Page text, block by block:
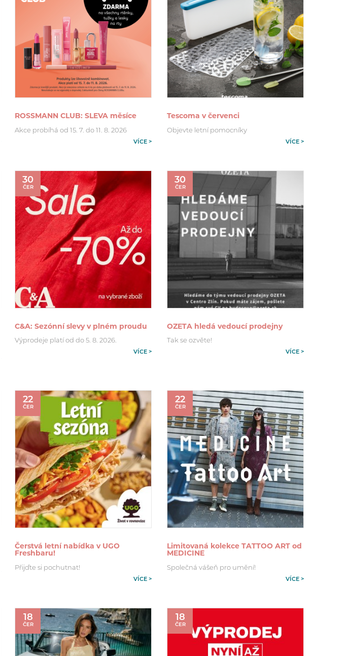
ROSSMANN CLUB: SLEVA měsíce
Akce probíhá od 15. 7. do 11. 8. 2026
VÍCE >
Tescoma v červenci
Objevte letní pomocníky
VÍCE >
30
ČER
C&A: Sezónní slevy v plném proudu
Výprodeje platí od do 5. 8. 2026.
VÍCE >
30
ČER
OZETA hledá vedoucí prodejny
Tak se ozvěte!
VÍCE >
22
ČER
Čerstvá letní nabídka v UGO
Freshbaru!
Přijďte si pochutnat!
VÍCE >
22
ČER
Limitovaná kolekce TATTOO ART od
MEDICINE
Společná vášeň pro umění!
VÍCE >
18
ČER
18
ČER